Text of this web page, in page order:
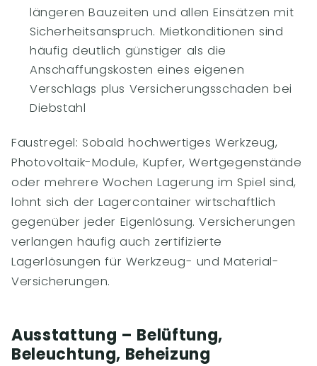
längeren Bauzeiten und allen Einsätzen mit
Sicherheitsanspruch. Mietkonditionen sind
häufig deutlich günstiger als die
Anschaffungskosten eines eigenen
Verschlags plus Versicherungsschaden bei
Diebstahl
Faustregel: Sobald hochwertiges Werkzeug,
Photovoltaik-Module, Kupfer, Wertgegenstände
oder mehrere Wochen Lagerung im Spiel sind,
lohnt sich der Lagercontainer wirtschaftlich
gegenüber jeder Eigenlösung. Versicherungen
verlangen häufig auch zertifizierte
Lagerlösungen für Werkzeug- und Material-
Versicherungen.
Ausstattung – Belüftung,
Beleuchtung, Beheizung